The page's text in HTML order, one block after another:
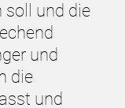
soll und die
und
die
und